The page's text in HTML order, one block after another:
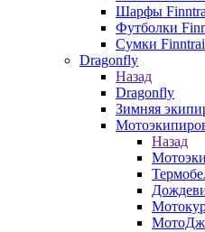
Шарфы
Футболки
Сумки
Dragonfly
Назад
Dragonfly
Зимняя
Назад